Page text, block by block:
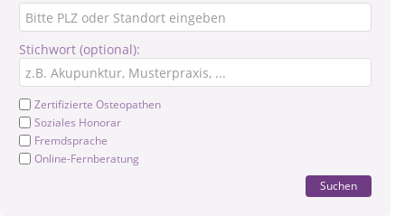
Stichwort (optional):
Zertifizierte Osteopathen
Soziales Honorar
Fremdsprache
Online-Fernberatung
Suchen